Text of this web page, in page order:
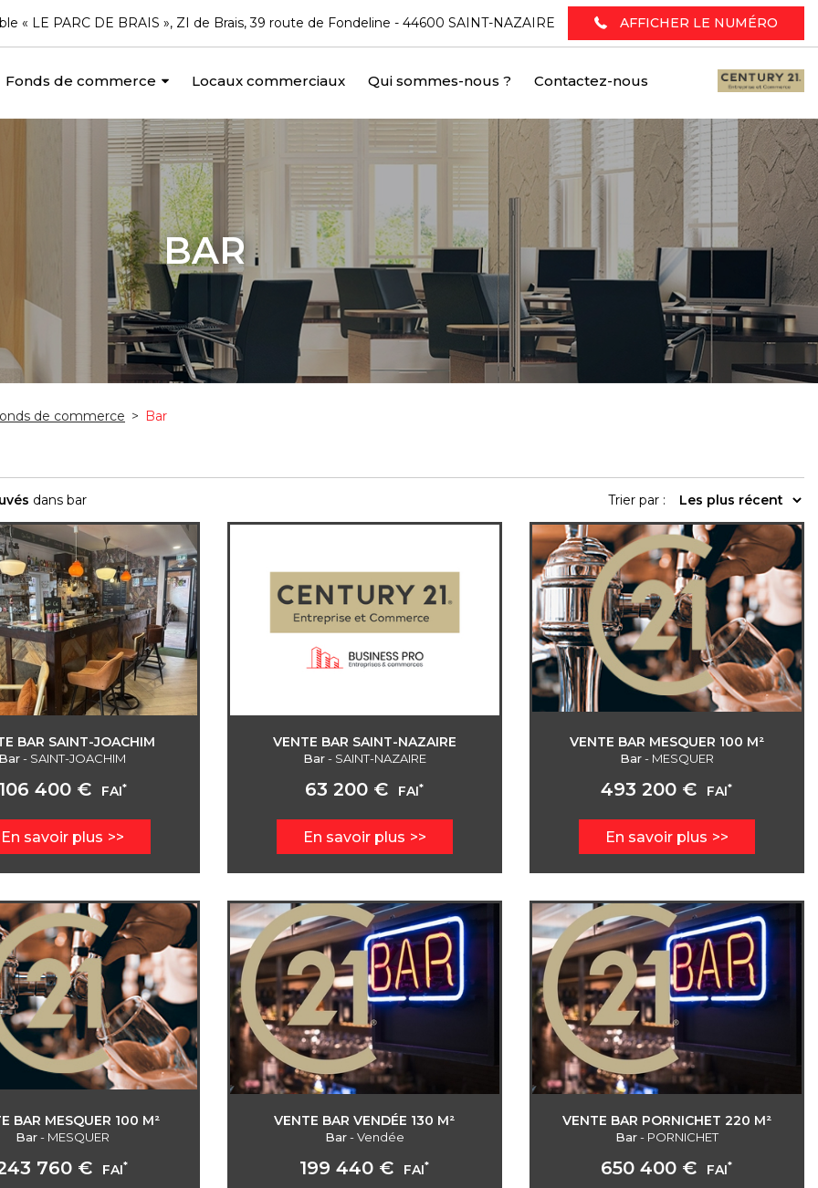
« LE PARC DE BRAIS », ZI de Brais, 39 route de Fondeline - 44600 SAINT-NAZAIRE AFFICHER LE NUMÉRO
Fonds de commerce Locaux commerciaux Qui sommes-nous ? Contactez-nous
BAR
de commerce > Bar
dans bar Trier par :
BAR SAINT-JOACHIM
- SAINT-JOACHIM
400 € FAI*
En savoir plus
VENTE BAR SAINT-NAZAIRE
Bar- SAINT-NAZAIRE
63 200 € FAI*
En savoir plus
VENTE BAR MESQUER 100 M²
Bar- MESQUER
493 200 € FAI*
En savoir plus
BAR MESQUER 100 M²
Bar- MESQUER
760 € FAI*
VENTE BAR VENDÉE 130 M²
Bar-Vendée
199 440 € FAI*
VENTE BAR PORNICHET 220 M²
Bar- PORNICHET
650 400 € FAI*